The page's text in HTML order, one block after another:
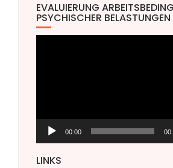
EVALUIERUNG
PSYCHISCHER BELASTUNGEN
00:00
LINKS